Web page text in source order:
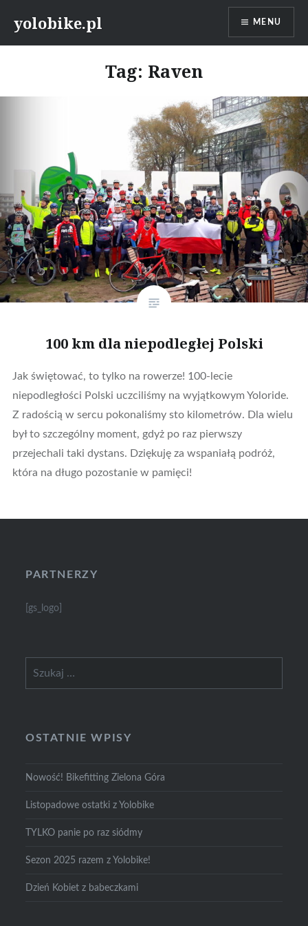
yolobike.pl MENU
Tag: Raven
100 km dla niepodległej Polski
Jak świętować, to tylko na rowerze! 100-lecie
niepodległości Polski uczciliśmy na wyjątkowym Yoloride.
Z radością w sercu pokonaliśmy sto kilometrów. Dla wielu
był to szczególny moment, gdyż po raz pierwszy
przejechali taki dystans. Dziękuję za wspaniałą podróż,
która na długo pozostanie w pamięci!
PARTNERZY
[gs_logo]
OSTATNIE WPISY
Nowość! Bikefitting Zielona Góra
Listopadowe ostatki z Yolobike
TYLKO panie po raz siódmy
Sezon 2025 razem z Yolobike!
Dzień Kobiet z babeczkami